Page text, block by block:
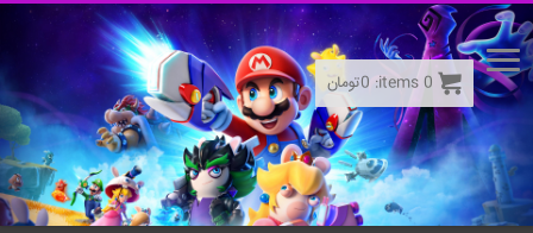
0
items:
0تومان